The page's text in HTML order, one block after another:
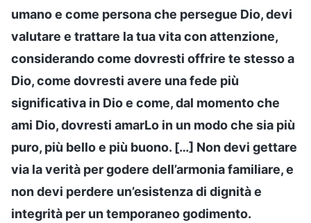
umano e come persona che persegue Dio, devi
valutare e trattare la tua vita con attenzione,
considerando come dovresti offrire te stesso a
Dio, come dovresti avere una fede più
significativa in Dio e come, dal momento che
ami Dio, dovresti amarLo in un modo che sia più
puro, più bello e più buono. […] Non devi gettare
via la verità per godere dell’armonia familiare, e
non devi perdere un’esistenza di dignità e
integrità per un temporaneo godimento.